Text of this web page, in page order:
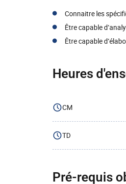
Connaitre les
Être capable
Être capable
Heures
CM
TD
Pré-requis